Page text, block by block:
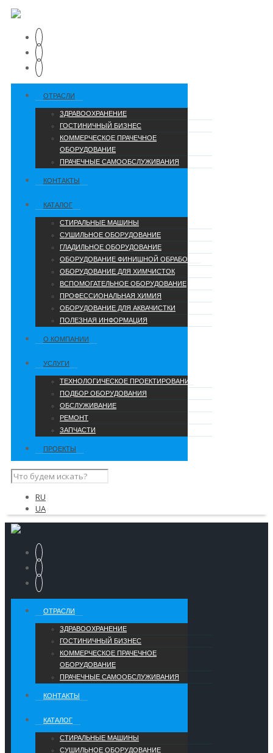
ОТРАСЛИ
ЗДРАВООХРАНЕНИЕ
ГОСТИНИЧНЫЙ БИЗНЕС
КОММЕРЧЕСКОЕ ПРАЧЕЧНОЕ
ОБОРУДОВАНИЕ
ПРАЧЕЧНЫЕ САМООБСЛУЖИВАНИЯ
КОНТАКТЫ
КАТАЛОГ
СТИРАЛЬНЫЕ МАШИНЫ
СУШИЛЬНОЕ ОБОРУДОВАНИЕ
ГЛАДИЛЬНОЕ ОБОРУДОВАНИЕ
ОБОРУДОВАНИЕ ФИНИШНОЙ ОБРАБОТКИ
ОБОРУДОВАНИЕ ДЛЯ ХИМЧИСТОК
ВСПОМОГАТЕЛЬНОЕ ОБОРУДОВАНИЕ
ПРОФЕССИОНАЛЬНАЯ ХИМИЯ
ОБОРУДОВАНИЕ ДЛЯ АКВАЧИСТКИ
ПОЛЕЗНАЯ ИНФОРМАЦИЯ
О КОМПАНИИ
УCЛУГИ
ТЕХНОЛОГИЧЕСКОЕ ПРОЕКТИРОВАНИЕ
ПОДБОР ОБОРУДОВАНИЯ
ОБСЛУЖИВАНИЕ
РЕМОНТ
ЗАПЧАСТИ
ПРОЕКТЫ
RU
UA
ОТРАСЛИ
ЗДРАВООХРАНЕНИЕ
ГОСТИНИЧНЫЙ БИЗНЕС
КОММЕРЧЕСКОЕ ПРАЧЕЧНОЕ
ОБОРУДОВАНИЕ
ПРАЧЕЧНЫЕ САМООБСЛУЖИВАНИЯ
КОНТАКТЫ
КАТАЛОГ
СТИРАЛЬНЫЕ МАШИНЫ
СУШИЛЬНОЕ ОБОРУДОВАНИЕ